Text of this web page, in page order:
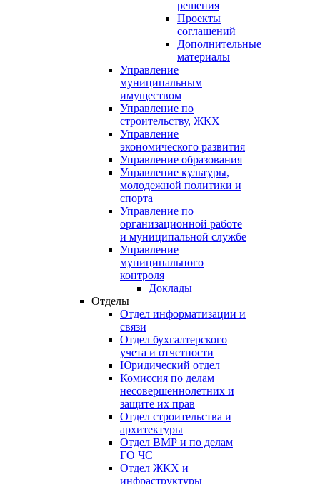
решения
Проекты
соглашений
Дополнительные
материалы
Управление
муниципальным
имуществом
Управление по
строительству, ЖКХ
Управление
экономического развития
Управление образования
Управление культуры,
молодежной политики и
спорта
Управление по
организационной работе
и муниципальной службе
Управление
муниципального
контроля
Доклады
Отделы
Отдел информатизации и
связи
Отдел бухгалтерского
учета и отчетности
Юридический отдел
Комиссия по делам
несовершеннолетних и
защите их прав
Отдел строительства и
архитектуры
Отдел ВМР и по делам
ГО ЧС
Отдел ЖКХ и
инфраструктуры